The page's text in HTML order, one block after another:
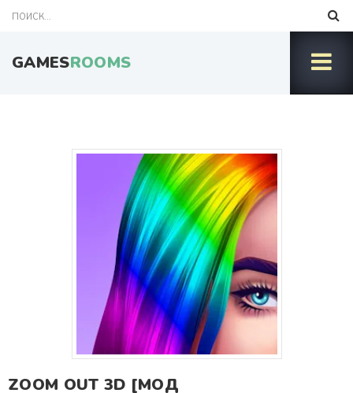
GAMESROOMS
ZOOM OUT 3D [МОД